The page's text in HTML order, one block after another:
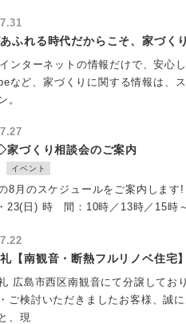
ふれる時代だからこそ、家づく
ンターネットの情報だけで、安心
など、家づくりに関する情報は、
。
づくり相談会のご案内
イベント
8月のスケジュールをご案内しま
23(日) 時 間：10時／13時／15時
【南観音・断熱フルリノベ住宅】
広島市西区南観音にて分譲してお
ご検討いただきましたお客様、誠
、現